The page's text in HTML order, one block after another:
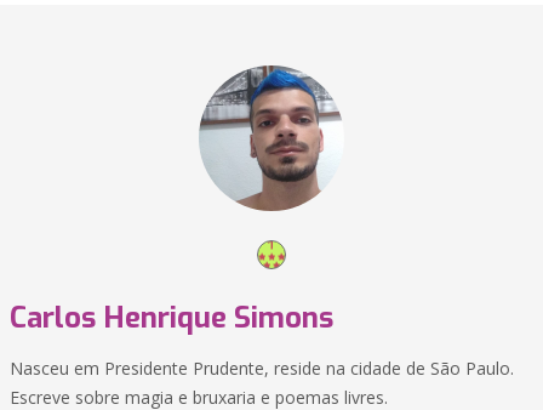
Carlos Henrique Simons
Nasceu em Presidente Prudente, reside na cidade de São Paulo.
Escreve sobre magia e bruxaria e poemas livres.